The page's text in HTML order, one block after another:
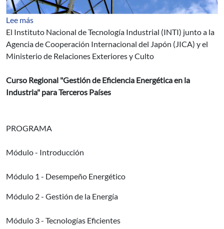
Lee más
El Instituto Nacional de Tecnología Industrial (INTI) junto a la
Agencia de Cooperación Internacional del Japón (JICA) y el
Ministerio de Relaciones Exteriores y Culto
Curso Regional "Gestión de Eficiencia Energética en la
Industria" para Terceros Países
PROGRAMA
Módulo - Introducción
Módulo 1 - Desempeño Energético
Módulo 2 - Gestión de la Energía
Módulo 3 - Tecnologías Eficientes